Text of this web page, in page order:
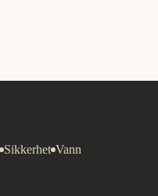
Sikkerhet Vann